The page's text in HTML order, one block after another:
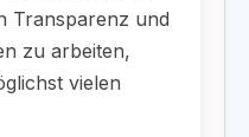
Transparenz und
zu arbeiten,
vielen